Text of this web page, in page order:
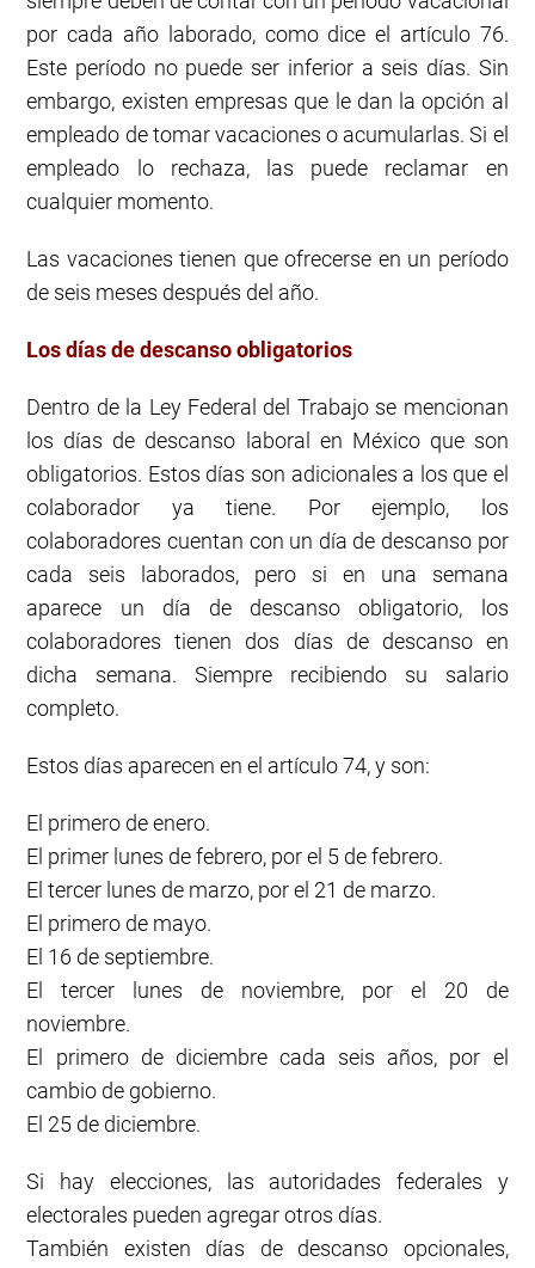
por cada año laborado, como dice el artículo 76.
Este período no puede ser inferior a seis días. Sin
embargo, existen empresas que le dan la opción al
empleado de tomar vacaciones o acumularlas. Si el
empleado lo rechaza, las puede reclamar en
cualquier momento.
Las vacaciones tienen que ofrecerse en un período
de seis meses después del año.
Los días de descanso obligatorios
Dentro de la Ley Federal del Trabajo se mencionan
los días de descanso laboral en México que son
obligatorios. Estos días son adicionales a los que el
colaborador ya tiene. Por ejemplo, los
colaboradores cuentan con un día de descanso por
cada seis laborados, pero si en una semana
aparece un día de descanso obligatorio, los
colaboradores tienen dos días de descanso en
dicha semana. Siempre recibiendo su salario
completo.
Estos días aparecen en el artículo 74, y son:
El primero de enero.
El primer lunes de febrero, por el 5 de febrero.
El tercer lunes de marzo, por el 21 de marzo.
El primero de mayo.
El 16 de septiembre.
El tercer lunes de noviembre, por el 20 de
noviembre.
El primero de diciembre cada seis años, por el
cambio de gobierno.
El 25 de diciembre.
Si hay elecciones, las autoridades federales y
electorales pueden agregar otros días.
También existen días de descanso opcionales,